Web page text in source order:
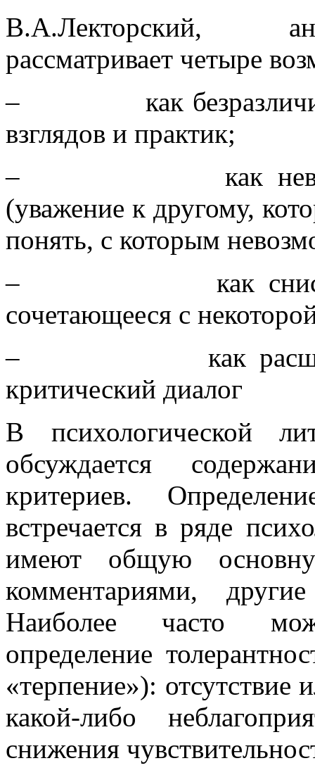
В.А.Лекторский,
рассматривает четыре
– как безразличие к
взглядов и практик;
– как
(уважение к другому,
понять, с которым
– как
сочетающееся с
– как расширение
критический диалог
В психологической
обсуждается
критериев.
встречается в ряде
имеют общую
комментариями,
Наиболее часто
определение
«терпение»): отсутствие
какой-либо
снижения